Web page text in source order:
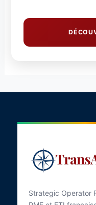
Strategic Operator